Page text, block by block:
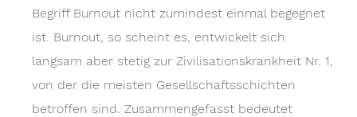
Begriff Burnout nicht zumindest einmal begegnet
ist. Burnout, so scheint es, entwickelt sich
langsam aber stetig zur Zivilisationskrankheit Nr. 1,
von der die meisten Gesellschaftsschichten
betroffen sind. Zusammengefasst bedeutet